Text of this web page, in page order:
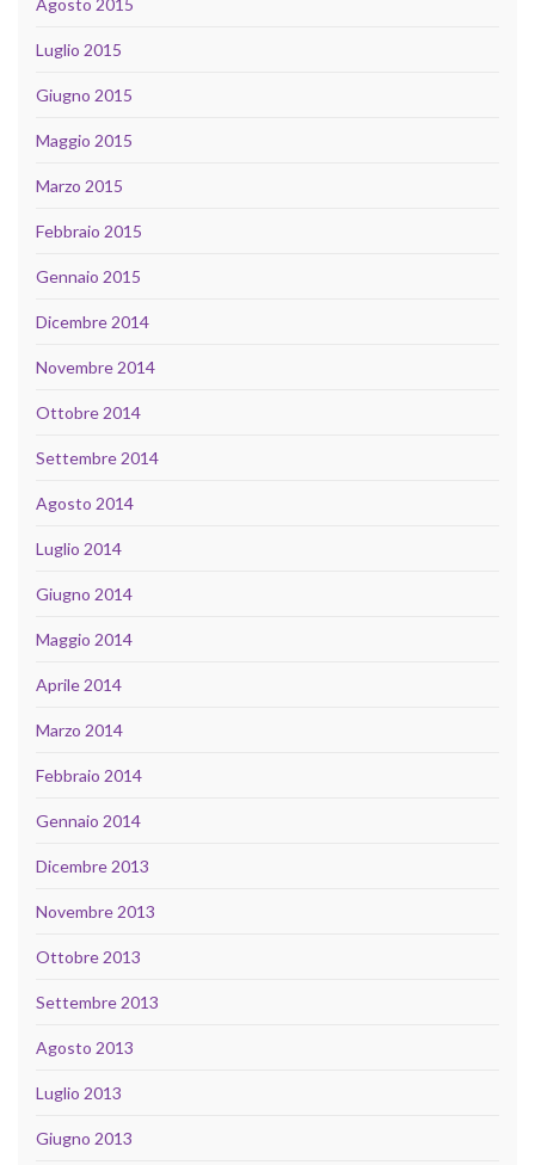
Agosto 2015
Luglio 2015
Giugno 2015
Maggio 2015
Marzo 2015
Febbraio 2015
Gennaio 2015
Dicembre 2014
Novembre 2014
Ottobre 2014
Settembre 2014
Agosto 2014
Luglio 2014
Giugno 2014
Maggio 2014
Aprile 2014
Marzo 2014
Febbraio 2014
Gennaio 2014
Dicembre 2013
Novembre 2013
Ottobre 2013
Settembre 2013
Agosto 2013
Luglio 2013
Giugno 2013